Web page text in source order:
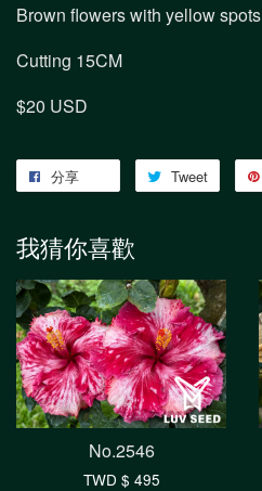
Brown flowers with yellow spots
Cutting 15CM
$20 USD
分享 Tweet
我猜你喜歡
No.2546
TWD $ 495